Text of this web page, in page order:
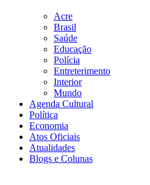
Acre
Brasil
Saúde
Educação
Polícia
Entreterimento
Interior
Mundo
Agenda Cultural
Política
Economia
Atos Oficiais
Atualidades
Blogs e Colunas